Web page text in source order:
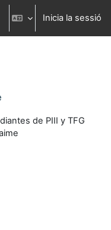
l'entrada de la cerca
Inicia la sessió
de PIII y TFG